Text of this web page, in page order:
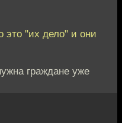
это "их дело" и они
граждане уже